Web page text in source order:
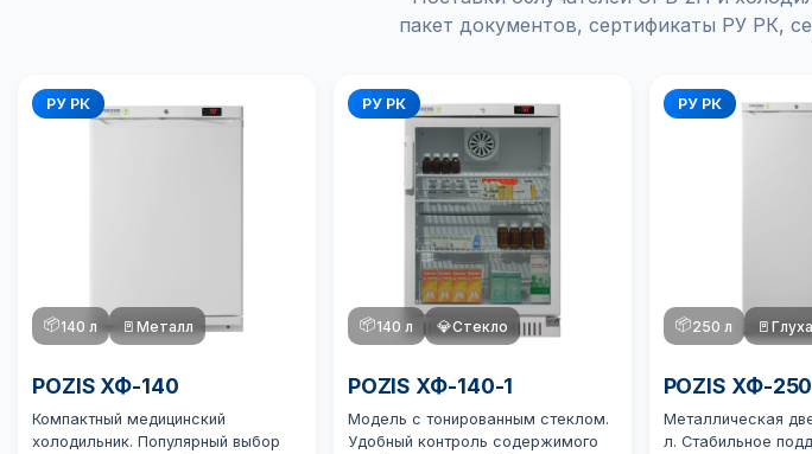
пакет документов, сертификаты РУ РК,
РУ РК
📦140 л 🚪 Металл
POZIS ХФ-140
Компактный медицинский
холодильник. Популярный выбор
РУ РК
📦140 л 💎Стекло
POZIS ХФ-140-1
Модель с тонированным стеклом.
Удобный контроль содержимого
РУ РК
📦250 л 🚪
POZIS ХФ-
Металлическая
л. Стабильное